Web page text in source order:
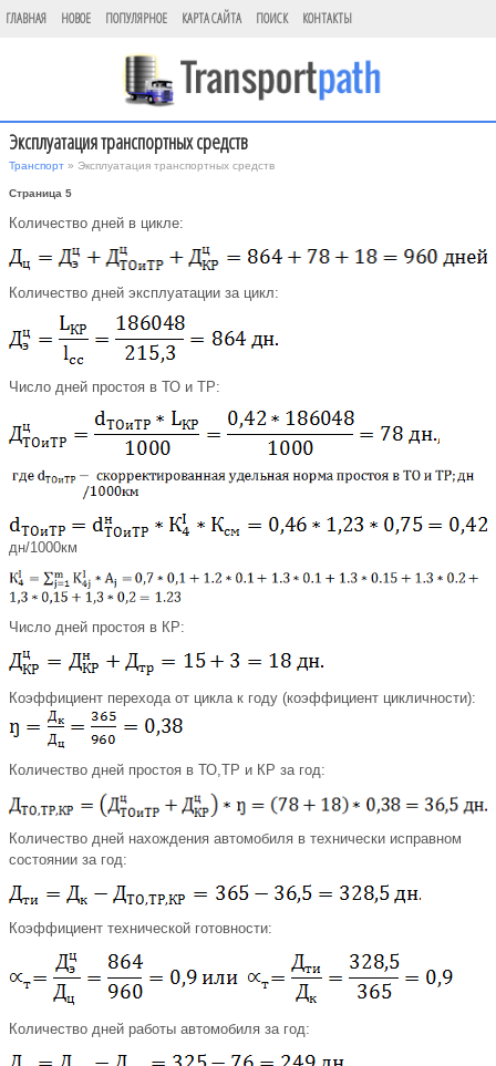
ГЛАВНАЯ НОВОЕ ПОПУЛЯРНОЕ КАРТА САЙТА ПОИСК КОНТАКТЫ
Эксплуатация транспортных средств
Транспорт » Эксплуатация транспортных средств
Страница 5
Количество дней в цикле:
Количество дней эксплуатации за цикл:
Число дней простоя в ТО и ТР:
дн/1000км
Число дней простоя в КР:
Коэффициент перехода от цикла к году (коэффициент цикличности):
Количество дней простоя в ТО,ТР и КР за год:
Количество дней нахождения автомобиля в технически исправном
состоянии за год:
Коэффициент технической готовности:
Количество дней работы автомобиля за год: